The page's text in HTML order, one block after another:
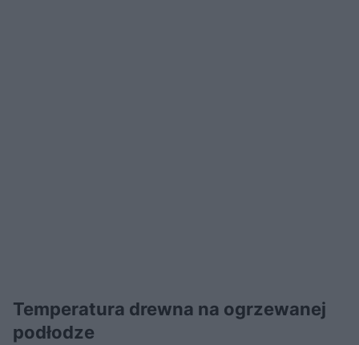
Temperatura drewna na ogrzewanej
podłodze